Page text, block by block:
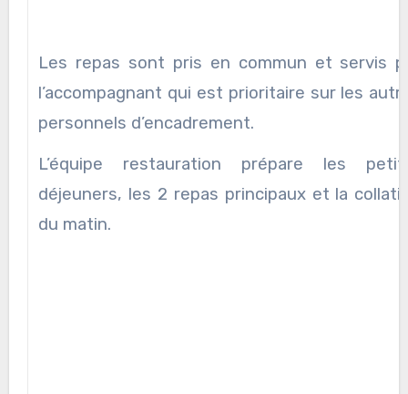
Les repas sont pris en commun et servis
l’accompagnant qui est prioritaire sur les
personnels d’encadrement.
L’équipe restauration prépare les
déjeuners, les 2 repas principaux et la
du matin.